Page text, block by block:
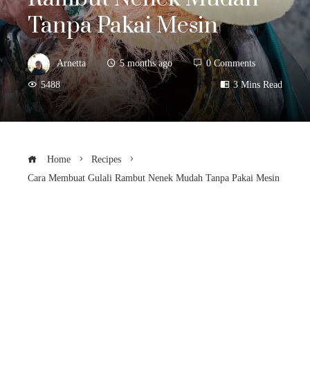
Tanpa Pakai Mesin
Arnetta 5 months ago 0 Comments
5488 3 Mins Read
Home
Recipes
Cara Membuat Gulali Rambut Nenek Mudah Tanpa Pakai Mesin